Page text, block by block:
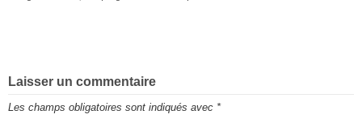
Laisser un commentaire
Les champs obligatoires sont indiqués avec *